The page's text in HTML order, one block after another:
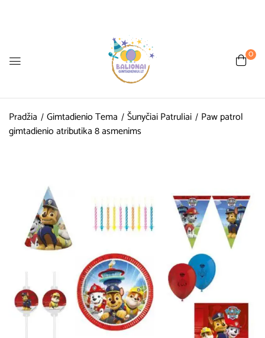
0
Pradžia Gimtadienio Tema Šunyčiai Patruliai
Paw patrol
gimtadienio atributika 8 asmenims